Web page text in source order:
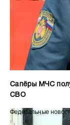
Сапёры МЧС
СВО
Федеральные